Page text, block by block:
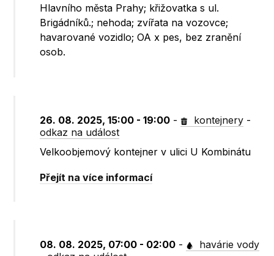
Hlavního města Prahy; křižovatka s ul.
Brigádníků.; nehoda; zvířata na vozovce;
havarované vozidlo; OA x pes, bez zranění
osob.
26. 08. 2025, 15:00 - 19:00 - kontejnery -
odkaz na událost
Velkoobjemový kontejner v ulici U Kombinátu
Přejít na více informací
08. 08. 2025, 07:00 - 02:00 -
havárie vody